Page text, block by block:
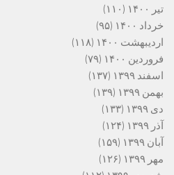
تیر ۱۴۰۰
(۱۱۰)
خرداد ۱۴۰۰
(۹۵)
اردیبهشت ۱۴۰۰
(۱۱۸)
فروردین ۱۴۰۰
(۷۹)
اسفند ۱۳۹۹
(۱۳۷)
بهمن ۱۳۹۹
(۱۳۹)
دی ۱۳۹۹
(۱۳۳)
آذر ۱۳۹۹
(۱۲۴)
آبان ۱۳۹۹
(۱۵۹)
مهر ۱۳۹۹
(۱۲۶)